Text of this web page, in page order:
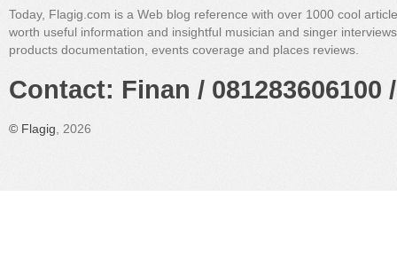
Today, Flagig.com is a Web blog reference with over 1000 cool
worth useful information and insightful musician and singer
products documentation, events coverage and places reviews.
Contact: Finan /
© Flagig , 2026